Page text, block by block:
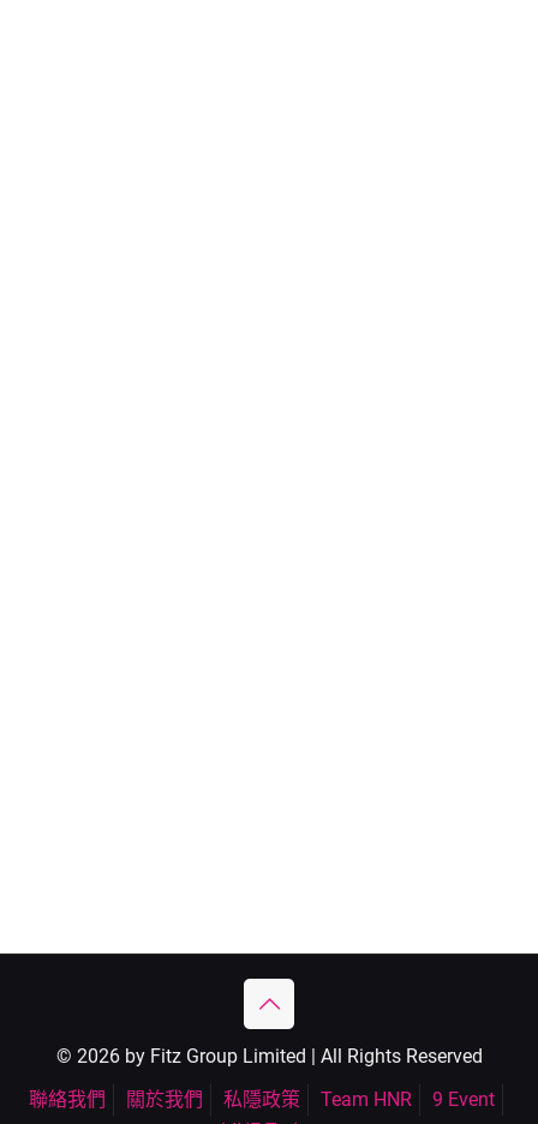
© 2026 by Fitz Group Limited | All Rights Reserved
聯絡我們
關於我們 私隱政策 Team HNR
9 Event